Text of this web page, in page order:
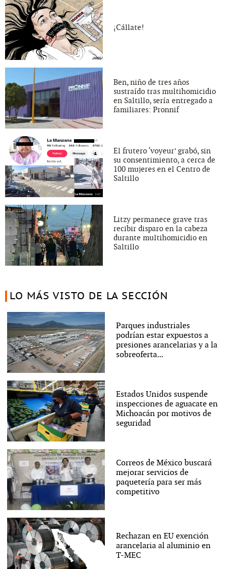
¡Cállate!
Ben, niño de tres años
sustraído tras multihomicidio
en Saltillo, sería entregado a
familiares: Pronnif
El frutero ‘voyeur’ grabó, sin
su consentimiento, a cerca de
100 mujeres en el Centro de
Saltillo
Litzy permanece grave tras
recibir disparo en la cabeza
durante multihomicidio en
Saltillo
LO MÁS VISTO DE LA SECCIÓN
Parques industriales
podrían estar expuestos a
presiones arancelarias y a la
sobreoferta...
Estados Unidos suspende
inspecciones de aguacate en
Michoacán por motivos de
seguridad
Correos de México buscará
mejorar servicios de
paquetería para ser más
competitivo
Rechazan en EU exención
arancelaria al aluminio en
T-MEC